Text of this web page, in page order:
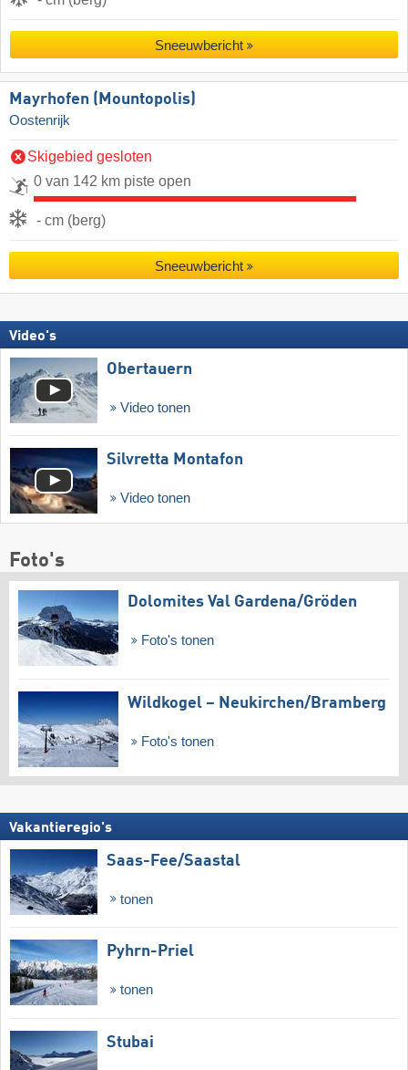
Sneeuwbericht
Mayrhofen (Mountopolis)
Oostenrijk
Skigebied gesloten
0 van 142 km piste open
- cm (berg)
Sneeuwbericht
Video's
Obertauern
Video tonen
Silvretta Montafon
Video tonen
Foto's
Dolomites Val Gardena/​Gröden
Foto's tonen
Wildkogel – Neukirchen/​Bramberg
Foto's tonen
Vakantieregio's
Saas-Fee/​Saastal
tonen
Pyhrn-Priel
tonen
Stubai